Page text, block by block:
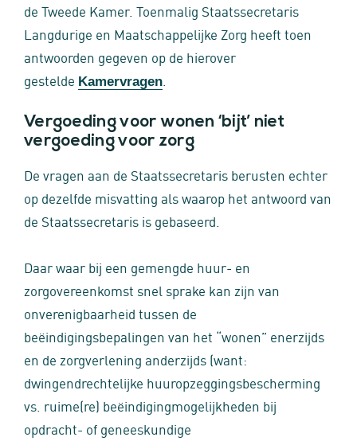
de Tweede Kamer. Toenmalig Staatssecretaris
Langdurige en Maatschappelijke Zorg heeft toen
antwoorden gegeven op de hierover
gestelde Kamervragen
Vergoeding voor wonen ‘bijt’ niet
vergoeding voor zorg
De vragen aan de Staatssecretaris berusten echter
op dezelfde misvatting als waarop het antwoord van
de Staatssecretaris is gebaseerd.
Daar waar bij een gemengde huur- en
zorgovereenkomst snel sprake kan zijn van
onverenigbaarheid tussen de
beëindigingsbepalingen van het “wonen” enerzijds
en de zorgverlening anderzijds (want:
dwingendrechtelijke huuropzeggingsbescherming
vs. ruime(re) beëindigingmogelijkheden bij
opdracht- of geneeskundige